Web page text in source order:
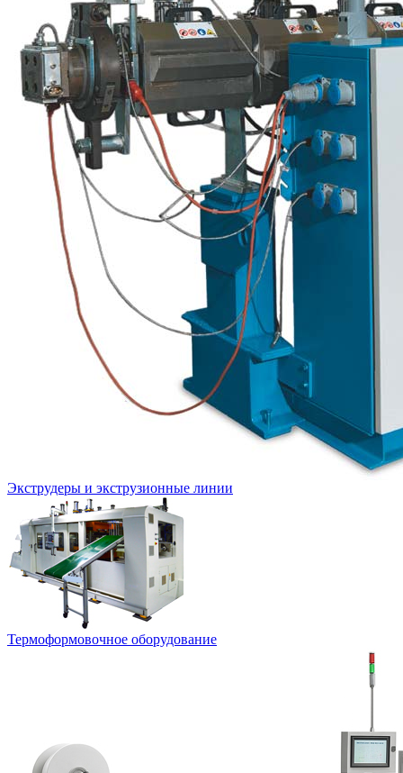
Экструдеры и экструзионные линии
Термоформовочное оборудование